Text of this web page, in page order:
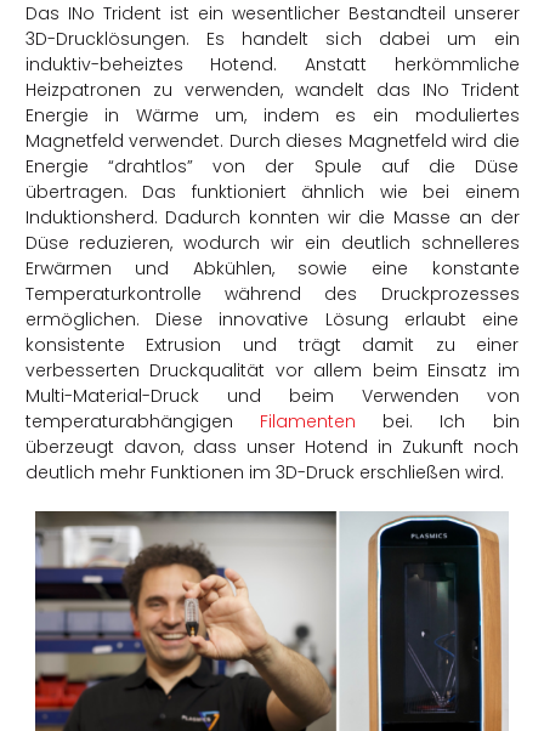
Das INo Trident ist ein wesentlicher Bestandteil unserer
3D-Drucklösungen. Es handelt sich dabei um ein
induktiv-beheiztes Hotend. Anstatt herkömmliche
Heizpatronen zu verwenden, wandelt das INo Trident
Energie in Wärme um, indem es ein moduliertes
Magnetfeld verwendet. Durch dieses Magnetfeld wird die
Energie “drahtlos” von der Spule auf die Düse
übertragen. Das funktioniert ähnlich wie bei einem
Induktionsherd. Dadurch konnten wir die Masse an der
Düse reduzieren, wodurch wir ein deutlich schnelleres
Erwärmen und Abkühlen, sowie eine konstante
Temperaturkontrolle während des Druckprozesses
ermöglichen. Diese innovative Lösung erlaubt eine
konsistente Extrusion und trägt damit zu einer
verbesserten Druckqualität vor allem beim Einsatz im
Multi-Material-Druck und beim Verwenden von
temperaturabhängigen Filamenten bei. Ich bin
überzeugt davon, dass unser Hotend in Zukunft noch
deutlich mehr Funktionen im 3D-Druck erschließen wird.